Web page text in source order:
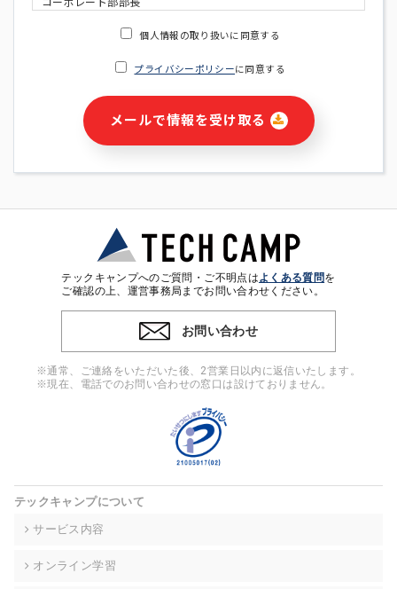
コーポレート部部長
・ご請求された資料の送付のため
・本サービス及び本サービスに関連する情報(当社及び第三者の
サービス又は商品等の広告配信・宣伝を含みますが、それらに
・個人(法人の場合は担当者)を識別できない形式に加工した統
計情報の作成および利用
※上記の利用目的に基づいた本人への連絡及び配信について
4. 個人情報の第三者提供
ンをとるために、氏名等の一部の情報をサービス内で使用する
チャットツールで発信することにより、本サービスの他の利用
者等に提供することがあります。
当社は事業運営上、前項利用目的の範囲に限って個人情報を外
高い委託先を選定し、個人情報の適正管理・機密保持について
個人情報の開示等(利用目的の通知、開示、内容の訂正・追加・
個人情報の取り扱いに同意する
プライバシーポリシーに同意する
メールで情報を受け取る
テックキャンプへのご質問・ご不明点はよくある質問を
ご確認の上、運営事務局までお問い合わせください。
お問い合わせ
※通常、ご連絡をいただいた後、2営業日以内に返信いたします。
※現在、電話でのお問い合わせの窓口は設けておりません。
テックキャンプについて
サービス内容
オンライン学習